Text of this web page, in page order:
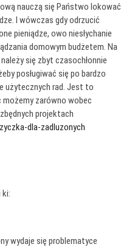
nauczą się Państwo lokować
I wówczas gdy odrzucić
pieniądze, owo niesłychanie
domowym budżetem. Na
się zbyt czasochłonnie
posługiwać się po bardzo
użytecznych rad. Jest to
zarówno wobec
projektach
dla-zadluzonych
ki:
wydaje się problematyce